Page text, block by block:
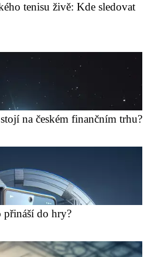
tenisu živě: Kde sledovat
na českém finančním trhu?
do hry?